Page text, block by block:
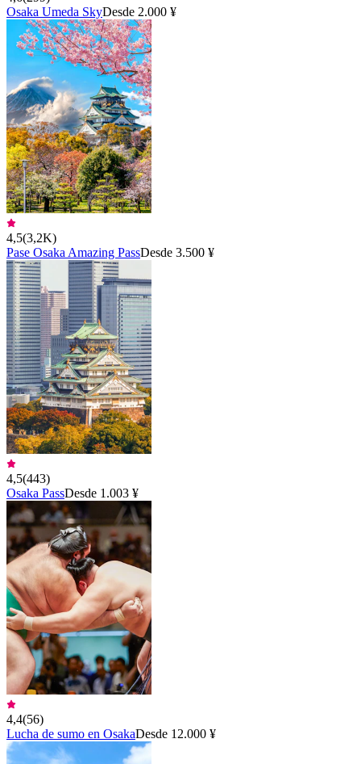
Osaka Umeda SkyDesde 2.000 ¥
4,5(3,2K)
Pase Osaka Amazing PassDesde 3.500 ¥
4,5(443)
Osaka PassDesde 1.003 ¥
4,4(56)
Lucha de sumo en OsakaDesde 12.000 ¥